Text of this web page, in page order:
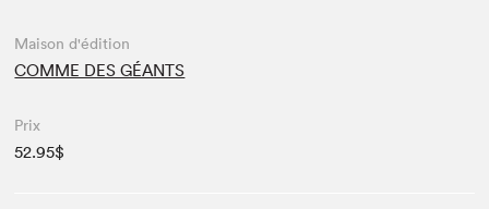
Maison d'édition
COMME DES GÉANTS
Prix
52.95$